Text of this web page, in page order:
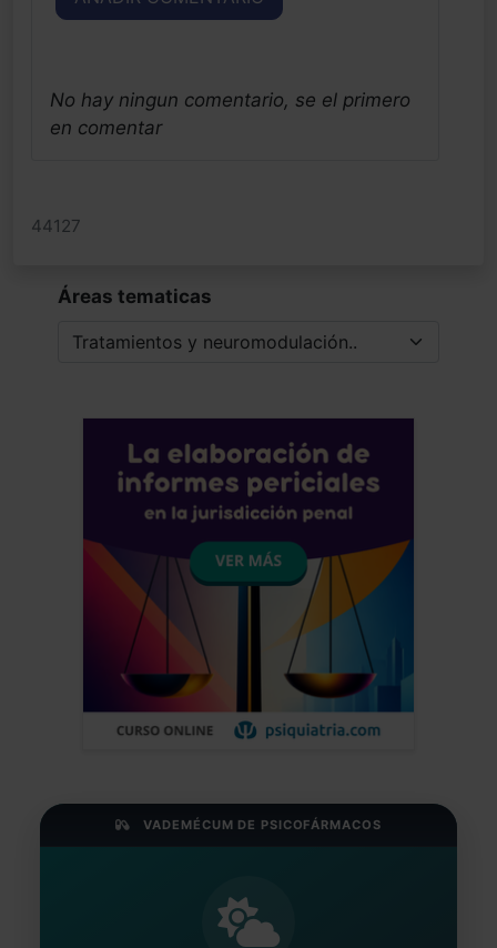
No hay ningun comentario, se el primero
en comentar
44127
Áreas tematicas
VADEMÉCUM DE PSICOFÁRMACOS